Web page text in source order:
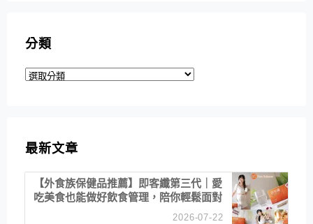
分類
分
最新文章
【外食族保健品推薦】即客纖第三代｜愛
吃美食也能做好飲食管理，陪你輕鬆面對
2026-07-22